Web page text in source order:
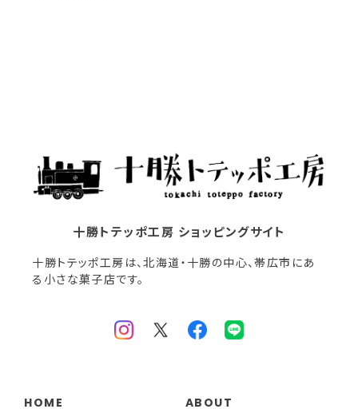
十勝トテッポ工房 ショッピングサイト
十勝トテッポ工房は、北海道・十勝の中心、帯広市にあ
る小さな菓子店です。
HOME ABOUT